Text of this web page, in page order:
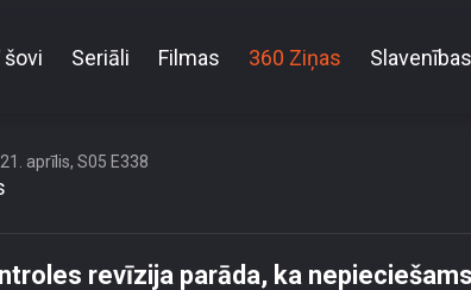
šovi Seriāli Filmas 360 Ziņas Slavenības
aprīlis, S05 E338
revīzija parāda, ka